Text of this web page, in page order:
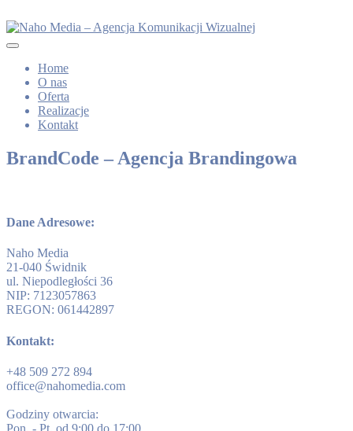
Home
O nas
Oferta
Realizacje
Kontakt
BrandCode – Agencja Brandingowa
Dane Adresowe:
Naho Media
21-040 Świdnik
ul. Niepodległości 36
NIP: 7123057863
REGON: 061442897
Kontakt:
+48 509 272 894
office@nahomedia.com
Godziny otwarcia:
Pon. - Pt. od 9:00 do 17:00